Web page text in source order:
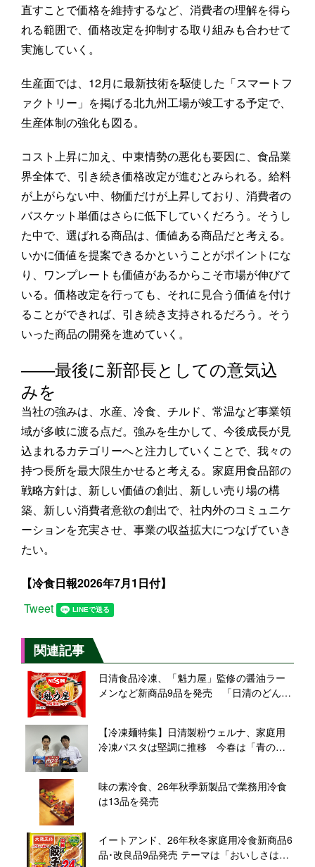
直すことで価格を維持するなど、消費者の理解を得ら
れる範囲で、価格改定を抑制する取り組みも合わせて
実施していく。
生産面では、12月に最新技術を駆使した「スマートフ
ァクトリー」を掲げる北九州工場が竣工する予定で、
生産体制の強化も図る。
コスト上昇に加え、中東情勢の悪化も要因に、食品業
界全体で、引き続き価格改定が進むとみられる。給料
が上がらない中、物価だけが上昇しており、消費者の
バスケット単価はさらに低下していくだろう。そうし
た中で、選ばれる商品は、価値ある商品だと考える。
いかに価値を提案できるかということがポイントにな
り、ワンプレートも価値があるからこそ市場が伸びて
いる。価格改定を行っても、それに見合う価値を付け
ることができれば、引き続き支持されるだろう。そう
いった商品の開発を進めていく。
――最後に新部長としての意気込
みを
当社の強みは、水産、冷食、チルド、常温など事業領
域が多岐に渡る点だ。強みを生かして、今後成長が見
込まれるカテゴリーへと注力していくことで、我々の
持つ長所を最大限生かせると考える。家庭用食品部の
戦略方針は、新しい価値の創出、新しい売り場の構
築、新しい消費者意欲の創出で、社内外のコミュニケ
ーションを充実させ、事業の収益拡大につなげていき
たい。
【冷食日報2026年7月1日付】
Tweet
関連記事
日清食品冷凍、「魁力屋」監修の醤油ラー
メンなど新商品9品を発売 「日清のどん兵
【冷凍麺特集】日清製粉ウェルナ、家庭用
冷凍パスタは堅調に推移 今春は「青の洞
味の素冷食、26年秋季新製品で業務用冷食
は13品を発売
イートアンド、26年秋冬家庭用冷食新商品6
品･改良品9品発売 テーマは「おいしさは素